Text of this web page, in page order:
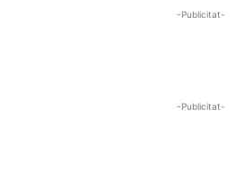
-Publicitat-
-Publicitat-